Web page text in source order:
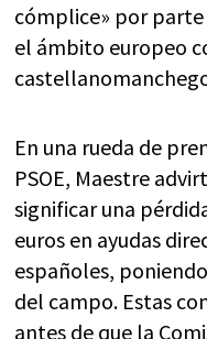
cómplice» por
el ámbito europeo
En una rueda de
PSOE, Maestre
significar una
euros en ayudas
españoles,
del campo. Estas
antes de que la